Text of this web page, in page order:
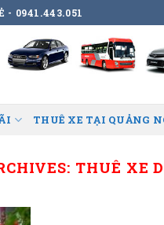
- 0941.443.051
THUÊ XE TẠI QUẢNG
THUÊ XE